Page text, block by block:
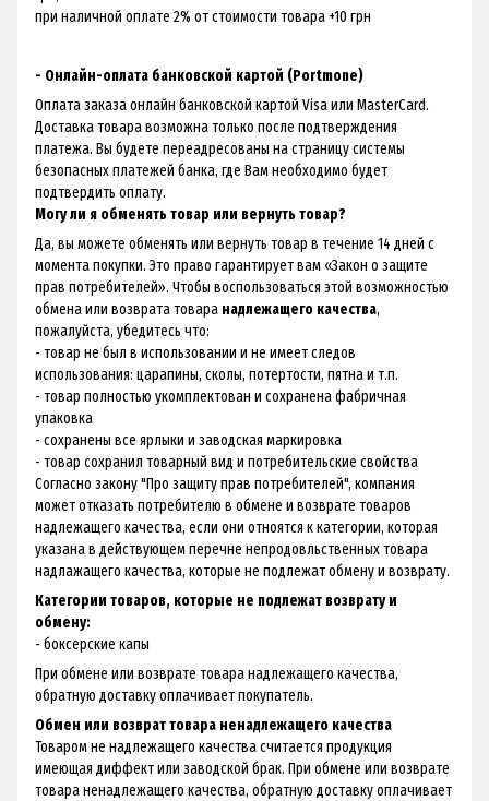
при наличной оплате 2% от стоимости товара +10 грн
- Онлайн-оплата банковской картой (Portmone)
Оплата заказа онлайн банковской картой Visa или MasterCard.
Доставка товара возможна только после подтверждения
платежа. Вы будете переадресованы на страницу системы
безопасных платежей банка, где Вам необходимо будет
подтвердить оплату.
Могу ли я обменять товар или вернуть товар?
Да, вы можете обменять или вернуть товар в течение 14 дней с
момента покупки. Это право гарантирует вам «Закон о защите
прав потребителей». Чтобы воспользоваться этой возможностью
обмена или возврата товара надлежащего качества,
пожалуйста, убедитесь что:
- товар не был в использовании и не имеет следов
использования: царапины, сколы, потертости, пятна и т.п.
- товар полностью укомплектован и сохранена фабричная
упаковка
- сохранены все ярлыки и заводская маркировка
- товар сохранил товарный вид и потребительские свойства
Согласно закону "Про защиту прав потребителей", компания
может отказать потребителю в обмене и возврате товаров
надлежащего качества, если они отноятся к категории, которая
указана в действующем перечне непродовльственных товара
надлажащего качества, которые не подлежат обмену и возврату.
Категории товаров, которые не подлежат возврату и
обмену:
- боксерские капы
При обмене или возврате товара надлежащего качества,
обратную доставку оплачивает покупатель.
Обмен или возврат товара ненадлежащего качества
Товаром не надлежащего качества считается продукция
имеющая диффект или заводской брак. При обмене или возврате
товара ненадлежащего качества, обратную доставку оплачивает